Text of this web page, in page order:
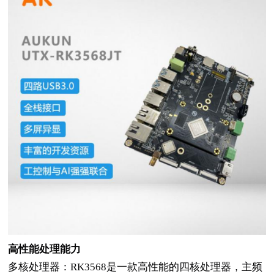
高性能处理能力
多核处理器：RK3568是一款高性能的四核处理器，主频